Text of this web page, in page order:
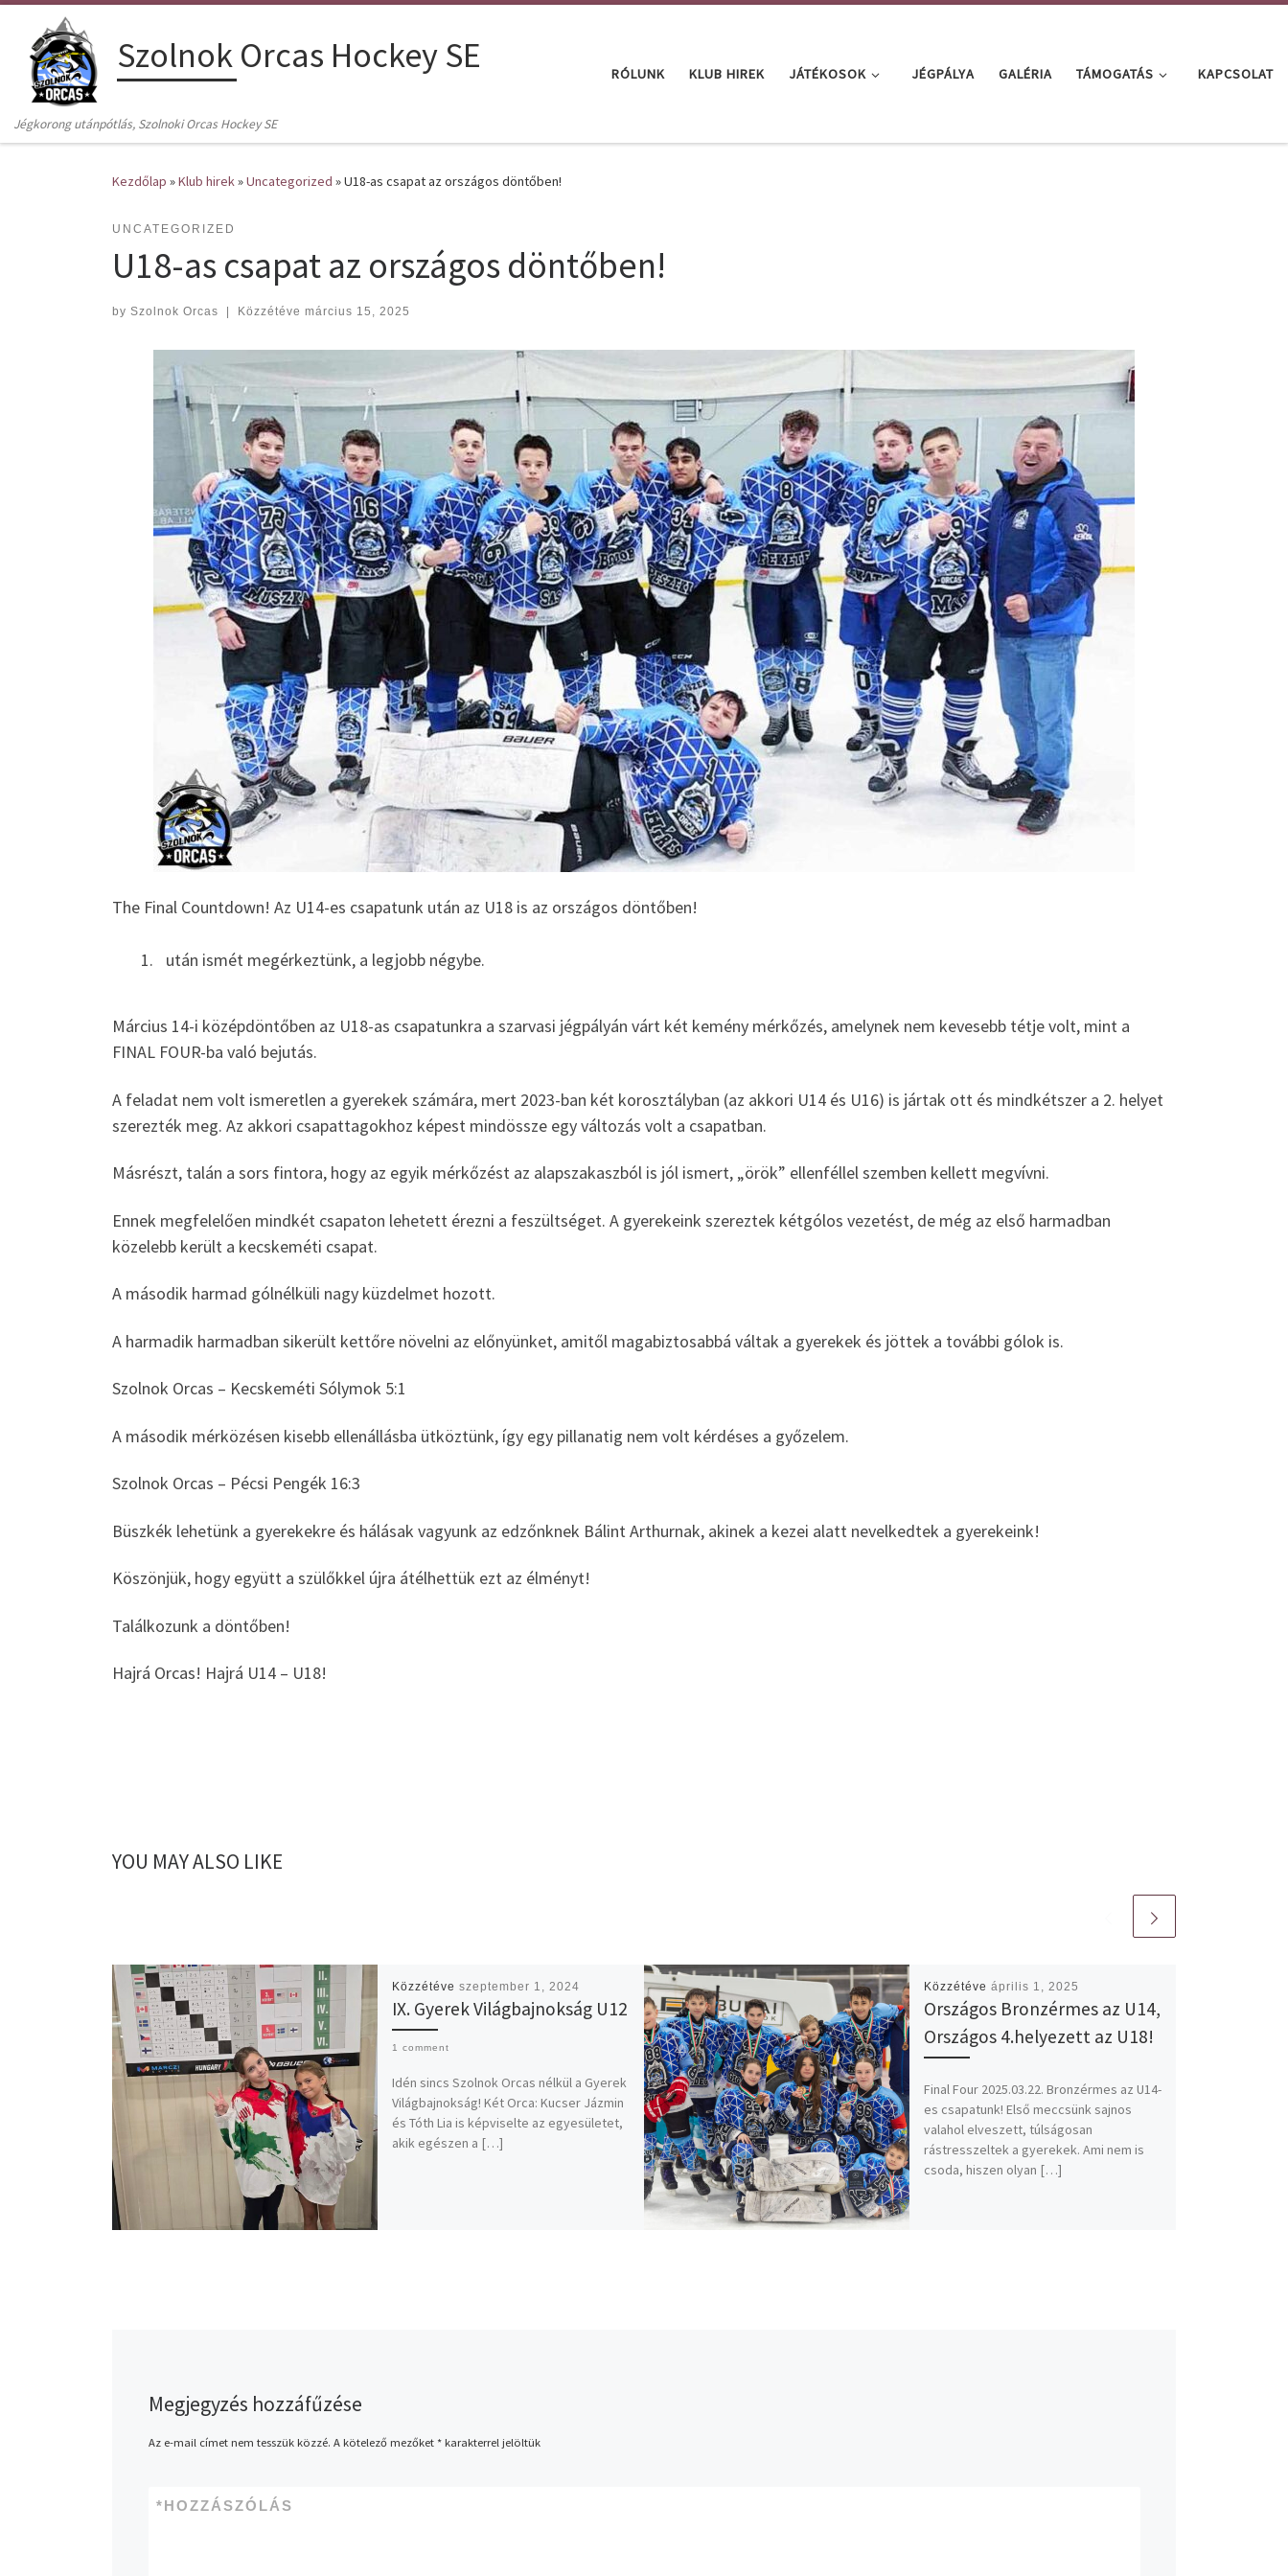
Skip to content
Szolnok Orcas Hockey SE
Jégkorong utánpótlás, Szolnoki Orcas Hockey SE
RÓLUNK KLUB HIREK JÁTÉKOSOK JÉGPÁLYA GALÉRIA TÁMOGATÁS KAPCSOLAT
Kezdőlap »Klub hirek»Uncategorized »U18-as csapat az országos döntőben!
UNCATEGORIZED
U18-as csapat az országos döntőben!
by Szolnok Orcas Közzétéve március 15, 2025
The Final Countdown! Az U14-es csapatunk után az U18 is az országos döntőben!
után ismét megérkeztünk, a legjobb négybe.
Március 14-i középdöntőben az U18-as csapatunkra a szarvasi jégpályán várt két kemény mérkőzés, amelynek nem kevesebb tétje volt, mint a
FINAL FOUR-ba való bejutás.
A feladat nem volt ismeretlen a gyerekek számára, mert 2023-ban két korosztályban (az akkori U14 és U16) is jártak ott és mindkétszer a 2. helyet
szerezték meg. Az akkori csapattagokhoz képest mindössze egy változás volt a csapatban.
Másrészt, talán a sors fintora, hogy az egyik mérkőzést az alapszakaszból is jól ismert, „örök” ellenféllel szemben kellett megvívni.
Ennek megfelelően mindkét csapaton lehetett érezni a feszültséget. A gyerekeink szereztek kétgólos vezetést, de még az első harmadban
közelebb került a kecskeméti csapat.
A második harmad gólnélküli nagy küzdelmet hozott.
A harmadik harmadban sikerült kettőre növelni az előnyünket, amitől magabiztosabbá váltak a gyerekek és jöttek a további gólok is.
Szolnok Orcas – Kecskeméti Sólymok 5:1
A második mérközésen kisebb ellenállásba ütköztünk, így egy pillanatig nem volt kérdéses a győzelem.
Szolnok Orcas – Pécsi Pengék 16:3
Büszkék lehetünk a gyerekekre és hálásak vagyunk az edzőnknek Bálint Arthurnak, akinek a kezei alatt nevelkedtek a gyerekeink!
Köszönjük, hogy együtt a szülőkkel újra átélhettük ezt az élményt!
Találkozunk a döntőben!
Hajrá Orcas! Hajrá U14 – U18!
YOU MAY ALSO LIKE
Közzétéve szeptember 1, 2024
IX. Gyerek Világbajnokság U12
1 comment
Idén sincs Szolnok Orcas nélkül a Gyerek
Világbajnokság! Két Orca: Kucser Jázmin
és Tóth Lia is képviselte az egyesületet,
akik egészen a […]
Közzétéve április 1, 2025
Országos Bronzérmes az U14,
Országos 4.helyezett az U18!
Final Four 2025.03.22. Bronzérmes az U14-
es csapatunk! Első meccsünk sajnos
valahol elveszett, túlságosan
rástresszeltek a gyerekek. Ami nem is
csoda, hiszen olyan […]
Megjegyzés hozzáfűzése
Az e-mail címet nem tesszük közzé. A kötelező mezőket *karakterrel jelöltük
HOZZÁSZÓLÁS
*